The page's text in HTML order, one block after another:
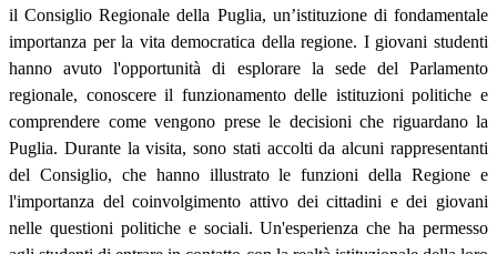
il Consiglio Regionale della Puglia, un’istituzione di fondamentale
importanza per la vita democratica della regione. I giovani studenti
hanno avuto l'opportunità di esplorare la sede del Parlamento
regionale, conoscere il funzionamento delle istituzioni politiche e
comprendere come vengono prese le decisioni che riguardano la
Puglia. Durante la visita, sono stati accolti da alcuni rappresentanti
del Consiglio, che hanno illustrato le funzioni della Regione e
l'importanza del coinvolgimento attivo dei cittadini e dei giovani
nelle questioni politiche e sociali. Un'esperienza che ha permesso